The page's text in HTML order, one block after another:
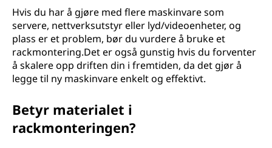
Hvis du har å gjøre med flere maskinvare som
servere, nettverksutstyr eller lyd/videoenheter, og
plass er et problem, bør du vurdere å bruke et
rackmontering.Det er også gunstig hvis du forventer
å skalere opp driften din i fremtiden, da det gjør å
legge til ny maskinvare enkelt og effektivt.
Betyr materialet i
rackmonteringen?